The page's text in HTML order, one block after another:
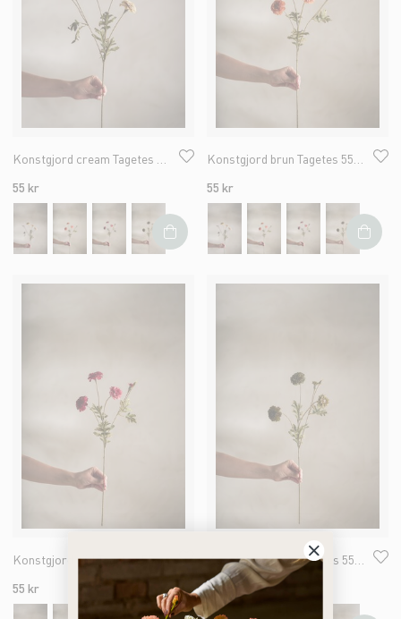
55 kr
55 kr
Konstgjord röd Tagetes 55cm
55 kr
55 kr